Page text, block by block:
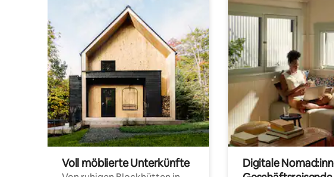
Voll möblierte Unterkünfte
Digitale